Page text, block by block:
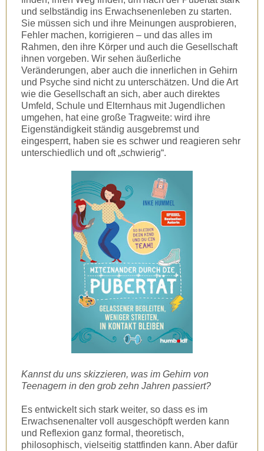
und selbständig ins Erwachsenenleben zu starten.
Sie müssen sich und ihre Meinungen ausprobieren,
Fehler machen, korrigieren – und das alles im
Rahmen, den ihre Körper und auch die Gesellschaft
ihnen vorgeben. Wir sehen äußerliche
Veränderungen, aber auch die innerlichen in Gehirn
und Psyche sind nicht zu unterschätzen. Und die Art
wie die Gesellschaft an sich, aber auch direktes
Umfeld, Schule und Elternhaus mit Jugendlichen
umgehen, hat eine große Tragweite: wird ihre
Eigenständigkeit ständig ausgebremst und
eingesperrt, haben sie es schwer und reagieren sehr
unterschiedlich und oft „schwierig“.
Kannst du uns skizzieren, was im Gehirn von
Teenagern in den grob zehn Jahren passiert?
Es entwickelt sich stark weiter, so dass es im
Erwachsenenalter voll ausgeschöpft werden kann
und Reflexion ganz formal, theoretisch,
philosophisch, vielseitig stattfinden kann. Aber dafür